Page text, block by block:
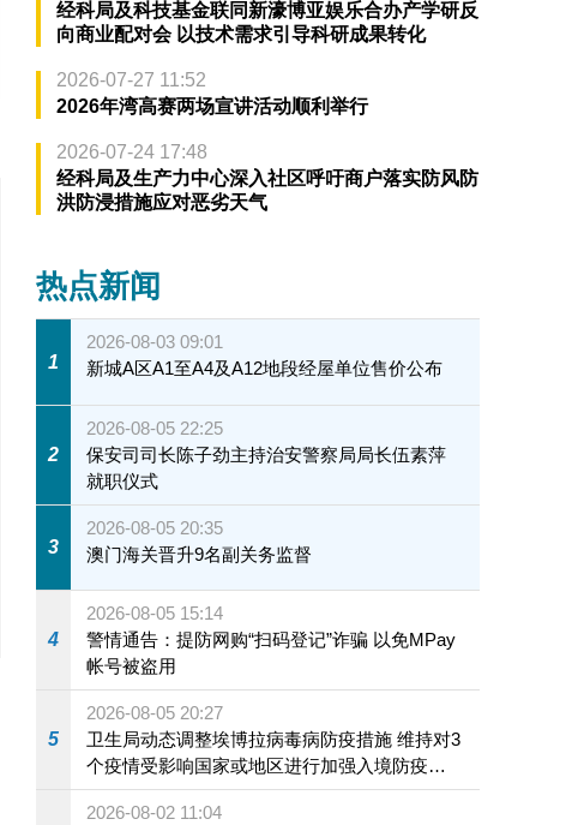
经科局及科技基金联同新濠博亚娱乐合办产学研反
向商业配对会 以技术需求引导科研成果转化
2026-07-27 11:52
2026年湾高赛两场宣讲活动顺利举行
2026-07-24 17:48
经科局及生产力中心深入社区呼吁商户落实防风防
洪防浸措施应对恶劣天气
热点新闻
1
2026-08-03 09:01
新城A区A1至A4及A12地段经屋单位售价公布
2
2026-08-05 22:25
保安司司长陈子劲主持治安警察局局长伍素萍
就职仪式
3
2026-08-05 20:35
澳门海关晋升9名副关务监督
4
2026-08-05 15:14
警情通告：提防网购“扫码登记”诈骗 以免MPay
帐号被盗用
5
2026-08-05 20:27
卫生局动态调整埃博拉病毒病防疫措施 维持对3
个疫情受影响国家或地区进行加强入境防疫措
施
2026-08-02 11:04